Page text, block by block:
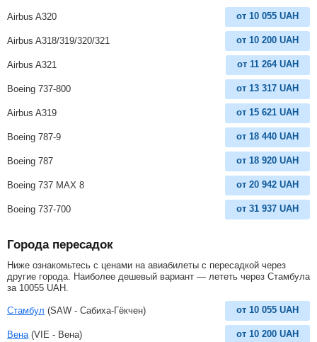
Airbus A320 от 10 055 UAH
Airbus A318/319/320/321 от 10 200 UAH
Airbus A321 от 11 264 UAH
Boeing 737-800 от 13 317 UAH
Airbus A319 от 15 621 UAH
Boeing 787-9 от 18 440 UAH
Boeing 787 от 18 920 UAH
Boeing 737 MAX 8 от 20 942 UAH
Boeing 737-700 от 31 937 UAH
Города пересадок
Ниже ознакомьтесь с ценами на авиабилеты с пересадкой через
другие города. Наиболее дешевый вариант — лететь через Стамбула
за 10055 UAH
Стамбул (SAW - Сабиха-Гёкчен) от 10 055 UAH
Вена (VIE - Вена) от 10 200 UAH